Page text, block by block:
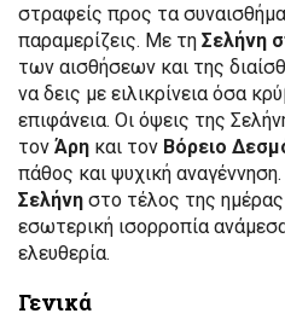
στραφείς προς τα
παραμερίζεις. Με τη Σελήνη
των αισθήσεων και της
να δεις με ειλικρίνεια όσα
επιφάνεια. Οι όψεις της
τον Άρη και τον Βόρειο
πάθος και ψυχική
Σελήνη στο τέλος της
εσωτερική ισορροπία
ελευθερία.
Γενικά